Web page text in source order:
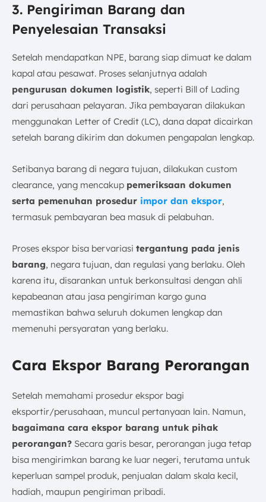
3. Pengiriman Barang dan
Penyelesaian Transaksi
Setelah mendapatkan NPE, barang siap dimuat ke dalam
kapal atau pesawat. Proses selanjutnya adalah
pengurusan dokumen logistik, seperti Bill of Lading
dari perusahaan pelayaran. Jika pembayaran dilakukan
menggunakan Letter of Credit (LC), dana dapat dicairkan
setelah barang dikirim dan dokumen pengapalan lengkap.
Setibanya barang di negara tujuan, dilakukan custom
clearance, yang mencakup pemeriksaan dokumen
serta pemenuhan prosedur impor dan ekspor,
termasuk pembayaran bea masuk di pelabuhan.
Proses ekspor bisa bervariasi tergantung pada jenis
barang, negara tujuan, dan regulasi yang berlaku. Oleh
karena itu, disarankan untuk berkonsultasi dengan ahli
kepabeanan atau jasa pengiriman kargo guna
memastikan bahwa seluruh dokumen lengkap dan
memenuhi persyaratan yang berlaku.
Cara Ekspor Barang Perorangan
Setelah memahami prosedur ekspor bagi
eksportir/perusahaan, muncul pertanyaan lain. Namun,
bagaimana cara ekspor barang untuk pihak
perorangan? Secara garis besar, perorangan juga tetap
bisa mengirimkan barang ke luar negeri, terutama untuk
keperluan sampel produk, penjualan dalam skala kecil,
hadiah, maupun pengiriman pribadi.